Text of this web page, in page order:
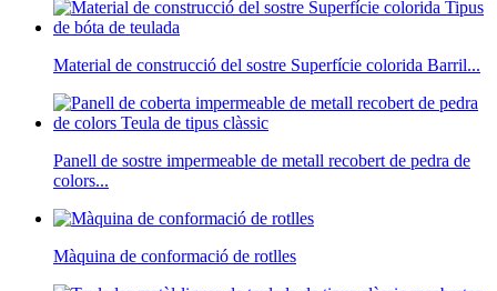
Material de construcció del sostre Superfície colorida Barril...
Panell de sostre impermeable de metall recobert de pedra de
colors...
Màquina de conformació de rotlles